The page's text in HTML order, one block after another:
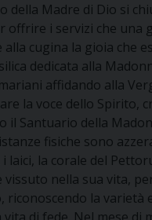
Madre di Dio si
offrire i servizi che
cugina la gioia che
dedicata alla
affidando alla
la voce dello Spirito,
Santuario della
fisiche sono
la corale del
nella sua vita,
la varietà